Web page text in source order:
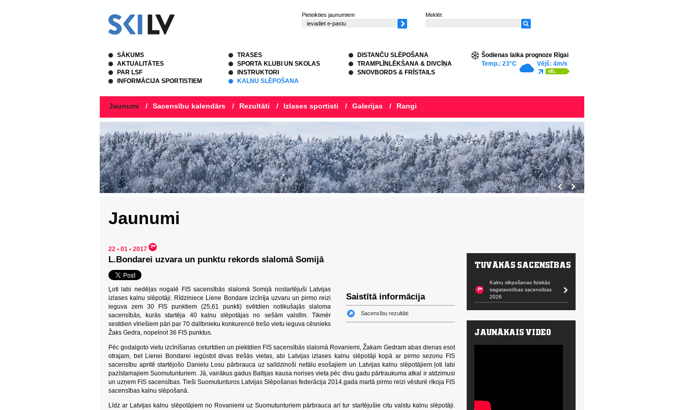
Pieteikties jaunumiem Meklēt
SĀKUMS
AKTUALITĀTES
PAR LSF
INFORMĀCIJA SPORTISTIEM
TRASES
SPORTA KLUBI UN SKOLAS
INSTRUKTORI
KALNU SLĒPOŠANA
DISTANČU SLĒPOŠANA
TRAMPLĪNLĒKŠANA & DIVCĪŅA
SNOVBORDS & FRĪSTAILS
Šodienas laika prognoze Rīgai
Temp.: 23°C
Vējš: 4m/s
Jaunumi / Sacensību kalendārs / Rezultāti / Izlases sportisti / Galerijas / Rangi
Jaunumi
22 • 01 • 2017
L.Bondarei uzvara un punktu rekords slalomā Somijā
Saistītā informācija
Sacensību rezultāti
Ļoti labi nedēļas nogalē FIS sacensībās slalomā Somijā nostartējuši Latvijas
izlases kalnu slēpotāji. Rīdziniece Liene Bondare izcīnīja uzvaru un pirmo reizi
ieguva zem 30 FIS punktiem (25,61 punkti) svētdien notikušajās slaloma
sacensībās, kurās startēja 40 kalnu slēpotājas no sešām valstīm. Tikmēr
sestdien vīriešiem pāri par 70 dalībnieku konkurencē trešo vietu ieguva cēsnieks
Žaks Gedra, nopelnot 36 FIS punktus.
Pēc godalgoto vietu izcīnīšanas ceturtdien un piektdien FIS sacensībās slalomā Rovaniemi, Žakam Gedram abas dienas esot
otrajam, bet Lienei Bondarei iegūstot divas trešās vietas, abi Latvijas izlases kalnu slēpotāji kopā ar pirmo sezonu FIS
sacensību apritē startējošo Danielu Losu pārbrauca uz salīdzinoši netālu esošajiem un Latvijas kalnu slēpotājiem ļoti labi
pazīstamajiem Suomutunturiem. Jā, vairākus gadus Baltijas kausa norises vieta pēc divu gadu pārtraukuma atkal ir atdzimusi
un uzņem FIS sacensības. Tieši Suomutunturos Latvijas Slēpošanas federācija 2014.gada martā pirmo reizi vēsturē rīkoja FIS
sacensības kalnu slēpošanā.
Līdz ar Latvijas kalnu slēpotājiem no Rovaniemi uz Suomutunturiem pārbrauca arī tur startējušie citu valstu kalnu slēpotāji.
Kalnu slēpošanas fiziskās
sagatavotības sacensības
2026